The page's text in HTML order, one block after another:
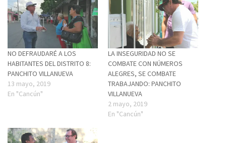
NO DEFRAUDARÉ A LOS
HABITANTES DEL DISTRITO 8:
PANCHITO VILLANUEVA
13 mayo, 2019
En "Cancún"
LA INSEGURIDAD NO SE
COMBATE CON NÚMEROS
ALEGRES, SE COMBATE
TRABAJANDO: PANCHITO
VILLANUEVA
2 mayo, 2019
En "Cancún"